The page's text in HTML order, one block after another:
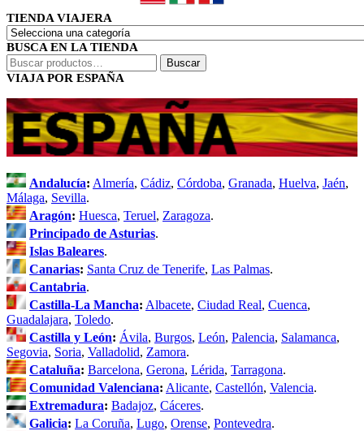
TIENDA VIAJERA
BUSCA EN LA TIENDA
Buscar
por:
Buscar
VIAJA POR ESPAÑA
Andalucía: Almería, Cádiz, Córdoba, Granada, Huelva, Jaén,
Málaga, Sevilla.
Aragón: Huesca, Teruel, Zaragoza.
Principado de Asturias.
Islas Baleares.
Canarias: Santa Cruz de Tenerife, Las Palmas.
Cantabria.
Castilla-La Mancha: Albacete, Ciudad Real, Cuenca,
Guadalajara, Toledo.
Castilla y León: Ávila, Burgos, León, Palencia, Salamanca,
Segovia, Soria, Valladolid, Zamora.
Cataluña: Barcelona, Gerona, Lérida, Tarragona.
Comunidad Valenciana: Alicante, Castellón, Valencia.
Extremadura: Badajoz, Cáceres.
Galicia: La Coruña, Lugo, Orense, Pontevedra.